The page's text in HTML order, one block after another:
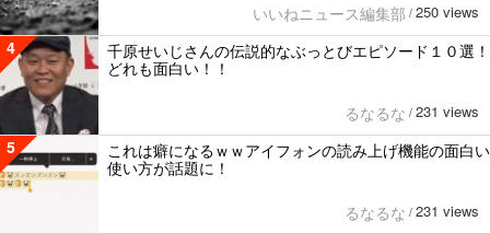
いいねニュース編集部 / 250 views
4
千原せいじさんの伝説的なぶっとびエピソード１０選！
どれも面白い！！
るなるな / 231 views
5
これは癖になるｗｗアイフォンの読み上げ機能の面白い
使い方が話題に！
るなるな / 231 views